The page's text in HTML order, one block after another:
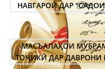
МАСЪАЛАҲОИ
ТОҶИКӢ ДАР ДАВРОНИ
ҶОЙГОҲИ ЗАН ДАР